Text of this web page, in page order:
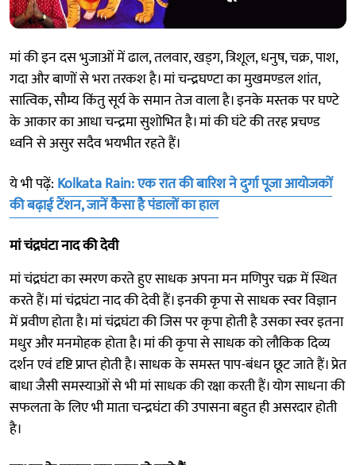
मां की इन दस भुजाओं में ढाल, तलवार, खड्ग, त्रिशूल, धनुष, चक्र, पाश,
गदा और बाणों से भरा तरकश है। मां चन्द्रघण्टा का मुखमण्डल शांत,
सात्विक, सौम्य किंतु सूर्य के समान तेज वाला है। इनके मस्तक पर घण्टे
के आकार का आधा चन्द्रमा सुशोभित है। मां की घंटे की तरह प्रचण्ड
ध्वनि से असुर सदैव भयभीत रहते हैं।
ये भी पढ़ें: Kolkata Rain: एक रात की बारिश ने दुर्गा पूजा आयोजकों
की बढ़ाई टेंशन, जानें कैसा है पंडालों का हाल
मां चंद्रघंटा नाद की देवी
मां चंद्रघंटा का स्मरण करते हुए साधक अपना मन मणिपुर चक्र में स्थित
करते हैं। मां चंद्रघंटा नाद की देवी हैं। इनकी कृपा से साधक स्वर विज्ञान
में प्रवीण होता है। मां चंद्रघंटा की जिस पर कृपा होती है उसका स्वर इतना
मधुर और मनमोहक होता है। मां की कृपा से साधक को लौकिक दिव्य
दर्शन एवं दृष्टि प्राप्त होती है। साधक के समस्त पाप-बंधन छूट जाते हैं। प्रेत
बाधा जैसी समस्याओं से भी मां साधक की रक्षा करती हैं। योग साधना की
सफलता के लिए भी माता चन्द्रघंटा की उपासना बहुत ही असरदार होती
है।